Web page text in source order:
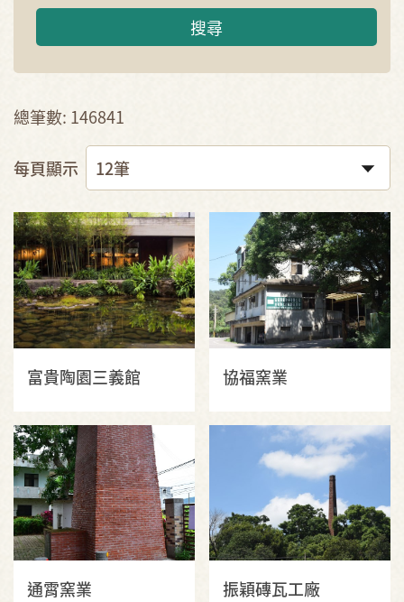
搜尋
總筆數: 146841
每頁顯示
富貴陶園三義館 協福窯業
通霄窯業 振穎磚瓦工廠